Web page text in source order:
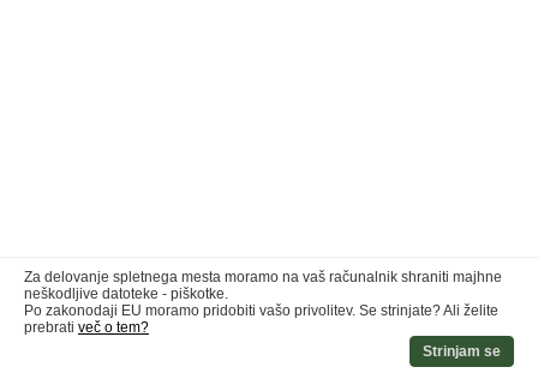
Za delovanje spletnega mesta moramo na vaš računalnik shraniti majhne
neškodljive datoteke - piškotke.
Po zakonodaji EU moramo pridobiti vašo privolitev. Se strinjate? Ali želite
prebrati več o tem?
Strinjam se